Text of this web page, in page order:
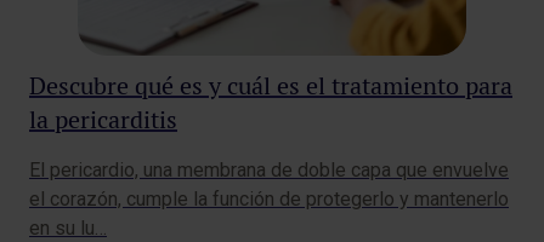
Descubre qué es y cuál es el tratamiento para
la pericarditis
El pericardio, una membrana de doble capa que envuelve
el corazón, cumple la función de protegerlo y mantenerlo
en su lu…